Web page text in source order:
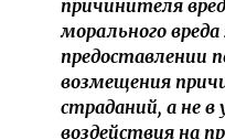
причинителя
морального
предоставлении
возмещения
страданий, а не в
воздействия на